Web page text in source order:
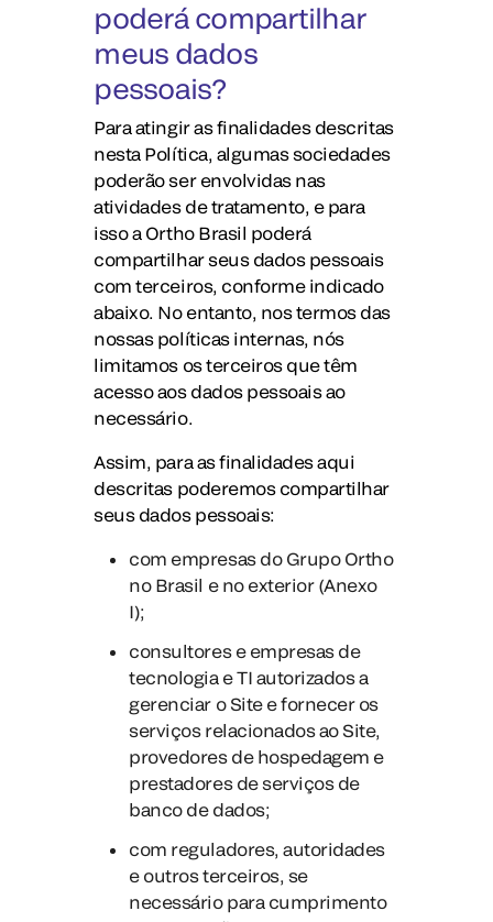
poderá compartilhar
meus dados
pessoais?
Para atingir as finalidades descritas
nesta Política, algumas sociedades
poderão ser envolvidas nas
atividades de tratamento, e para
isso a Ortho Brasil poderá
compartilhar seus dados pessoais
com terceiros, conforme indicado
abaixo. No entanto, nos termos das
nossas políticas internas, nós
limitamos os terceiros que têm
acesso aos dados pessoais ao
necessário.
Assim, para as finalidades aqui
descritas poderemos compartilhar
seus dados pessoais:
com empresas do Grupo Ortho
no Brasil e no exterior (Anexo
I);
consultores e empresas de
tecnologia e TI autorizados a
gerenciar o Site e fornecer os
serviços relacionados ao Site,
provedores de hospedagem e
prestadores de serviços de
banco de dados;
com reguladores, autoridades
e outros terceiros, se
necessário para cumprimento